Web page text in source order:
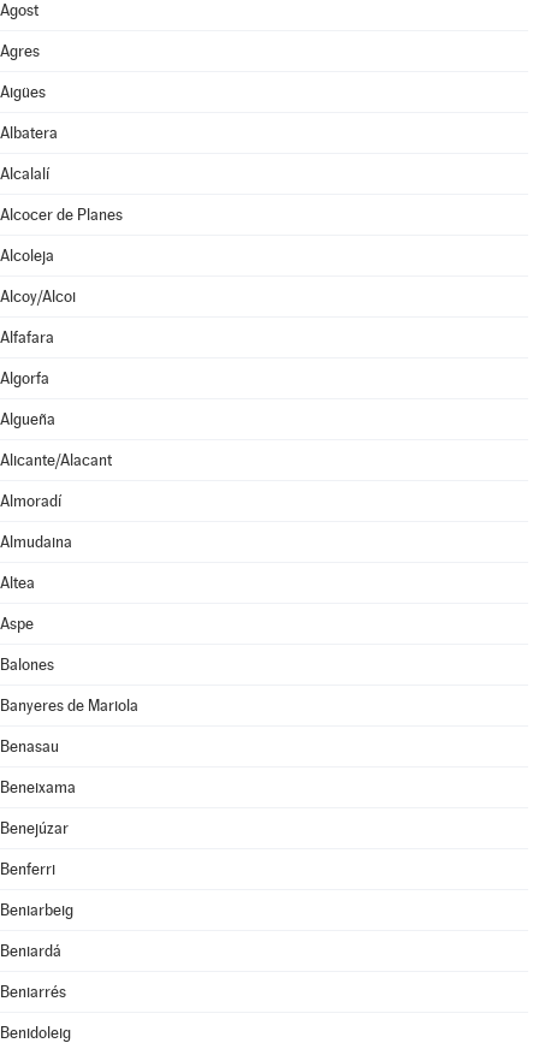
Agost
Agres
Aigües
Albatera
Alcalalí
Alcocer de Planes
Alcoleja
Alcoy/Alcoi
Alfafara
Algorfa
Algueña
Alicante/Alacant
Almoradí
Almudaina
Altea
Aspe
Balones
Banyeres de Mariola
Benasau
Beneixama
Benejúzar
Benferri
Beniarbeig
Beniardá
Beniarrés
Benidoleig